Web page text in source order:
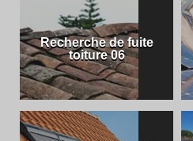
Recherche de fuite
toiture 06